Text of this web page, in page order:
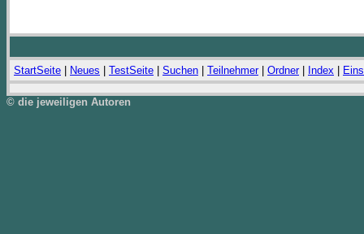
StartSeite Neues TestSeite Suchen Teilnehmer| Ordner| Index
© die jeweiligen Autoren